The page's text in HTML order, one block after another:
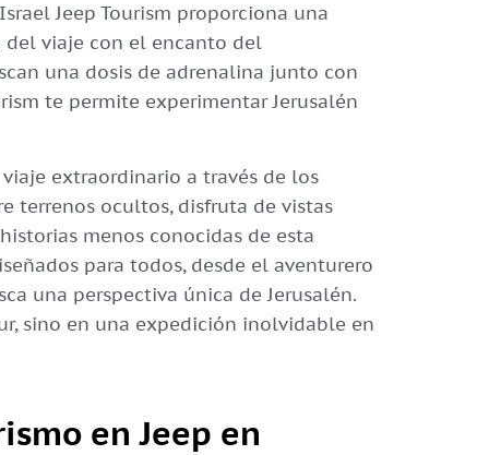
Jeep Tourism proporciona una
viaje con el encanto del
una dosis de adrenalina junto con
te permite experimentar Jerusalén
extraordinario a través de los
terrenos ocultos, disfruta de vistas
menos conocidas de esta
para todos, desde el aventurero
una perspectiva única de Jerusalén.
sino en una expedición inolvidable en
en Jeep en